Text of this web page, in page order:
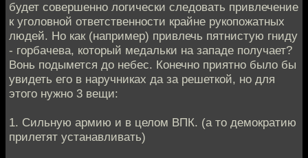
будет совершенно логически следовать привлечение
к уголовной ответственности крайне рукопожатных
людей. Но как (например) привлечь пятнистую гниду
- горбачева, который медальки на западе получает?
Вонь подымется до небес. Конечно приятно было бы
увидеть его в наручниках да за решеткой, но для
этого нужно 3 вещи:
1. Сильную армию и в целом ВПК. (а то демократию
прилетят устанавливать)